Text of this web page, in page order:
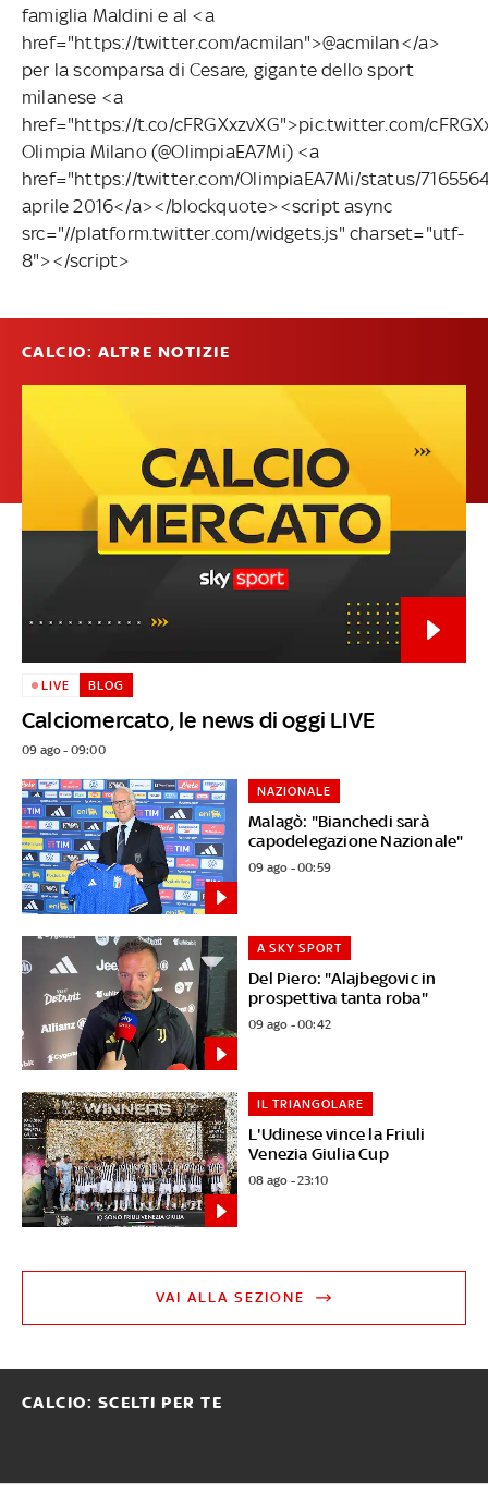
famiglia Maldini e al <a
href="https://twitter.com/acmilan">@acmilan</a>
per la scomparsa di Cesare, gigante dello sport
milanese <a
href="https://t.co/cFRGXxzvXG">pic.twitter.com/
Olimpia Milano (@OlimpiaEA7Mi) <a
href="https://twitter.com/OlimpiaEA7Mi/status/
aprile 2016</a></blockquote><script async
src="//platform.twitter.com/widgets.js" charset="utf-
8"></script>
CALCIO: ALTRE NOTIZIE
Calciomercato, le news di oggi LIVE
LIVE BLOG
09 ago - 09:00
Malagò: "Bianchedi sarà
capodelegazione Nazionale"
NAZIONALE
09 ago - 00:59
Del Piero: "Alajbegovic in
prospettiva tanta roba"
A SKY SPORT
09 ago - 00:42
L'Udinese vince la Friuli
Venezia Giulia Cup
IL TRIANGOLARE
08 ago - 23:10
VAI ALLA SEZIONE
CALCIO: SCELTI PER TE